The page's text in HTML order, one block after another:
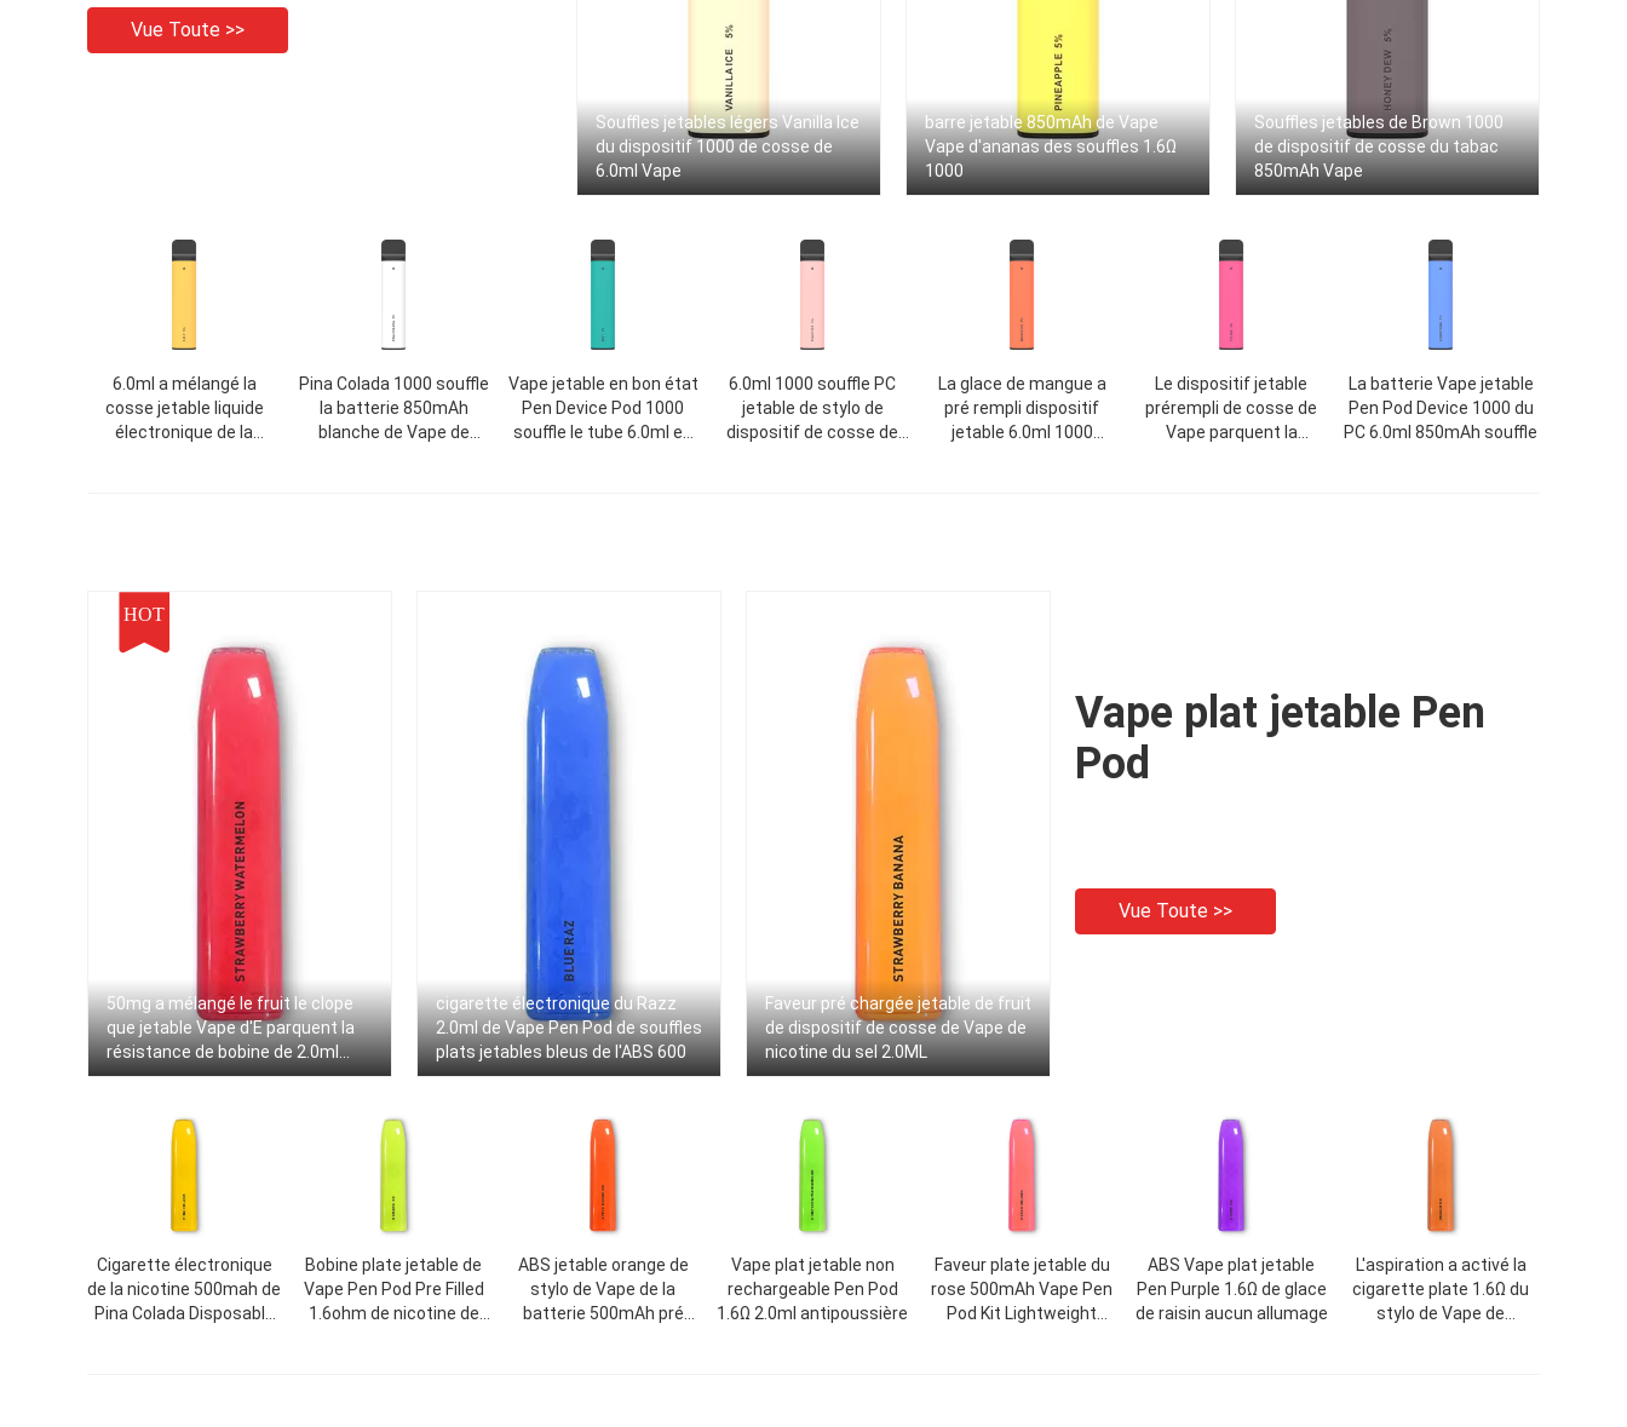
Vue Toute >>
Souffles jetables légers Vanilla Ice
du dispositif 1000 de cosse de
6.0ml Vape
barre jetable 850mAh de Vape
Vape d'ananas des souffles 1.6Ω
1000
Souffles jetables de Brown 1000
de dispositif de cosse du tabac
850mAh Vape
6.0ml a mélangé la
cosse jetable liquide
électronique de la
Pina Colada 1000 souffle
la batterie 850mAh
blanche de Vape de
Vape jetable en bon état
Pen Device Pod 1000
souffle le tube 6.0ml en
6.0ml 1000 souffle PC
jetable de stylo de
dispositif de cosse de
La glace de mangue a
pré rempli dispositif
jetable 6.0ml 1000
Le dispositif jetable
prérempli de cosse de
Vape parquent la
La batterie Vape jetable
Pen Pod Device 1000 du
PC 6.0ml 850mAh souffle
HOT
50mg a mélangé le fruit le clope
que jetable Vape d'E parquent la
résistance de bobine de 2.0ml
1.6Ω
cigarette électronique du Razz
2.0ml de Vape Pen Pod de souffles
plats jetables bleus de l'ABS 600
Faveur pré chargée jetable de fruit
de dispositif de cosse de Vape de
nicotine du sel 2.0ML
Vape plat jetable Pen
Pod
Vue Toute >>
Cigarette électronique
de la nicotine 500mah de
Pina Colada Disposable
Bobine plate jetable de
Vape Pen Pod Pre Filled
1.6ohm de nicotine de
ABS jetable orange de
stylo de Vape de la
batterie 500mAh pré
Vape plat jetable non
rechargeable Pen Pod
1.6Ω 2.0ml antipoussière
Faveur plate jetable du
rose 500mAh Vape Pen
Pod Kit Lightweight
ABS Vape plat jetable
Pen Purple 1.6Ω de glace
de raisin aucun allumage
L'aspiration a activé la
cigarette plate 1.6Ω du
stylo de Vape de